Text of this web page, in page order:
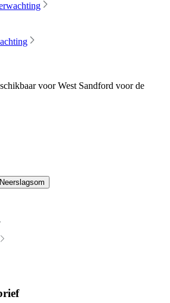
voor West Sandford voor de
Neerslagsom